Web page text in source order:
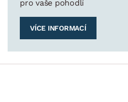
pro vaše pohodlí
VÍCE INFORMACÍ